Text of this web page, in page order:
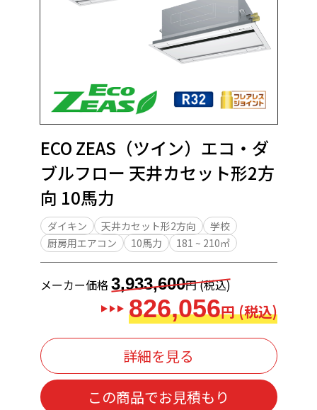
ECO ZEAS（ツイン）エコ・ダ
ブルフロー 天井カセット形2方
向 10馬力
ダイキン 天井カセット形2方向
学校
厨房用エアコン
10馬力 181 ~ 210㎡
メーカー価格3,933,600円 (税込)
826,056円 (税込)
詳細を見る
この商品でお見積もり